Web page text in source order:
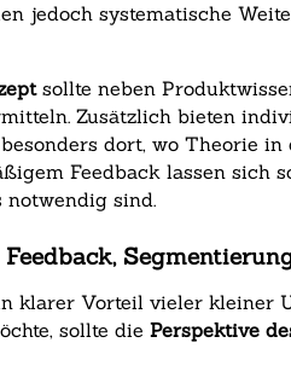
jedoch systematische
sollte neben
Zusätzlich bieten
dort, wo Theorie
Feedback lassen sich
notwendig sind.
Feedback,
klarer Vorteil vieler kleiner
sollte diePerspektive